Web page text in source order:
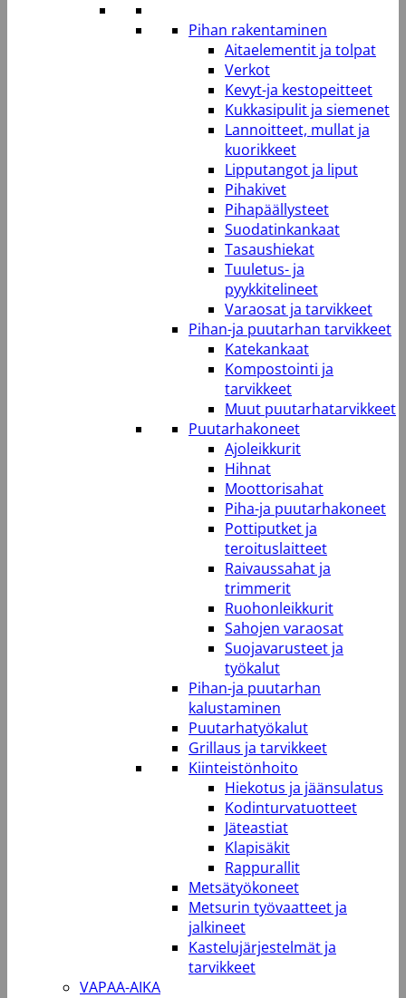
Pihan rakentaminen
Aitaelementit ja tolpat
Verkot
Kevyt-ja kestopeitteet
Kukkasipulit ja siemenet
Lannoitteet, mullat ja
kuorikkeet
Lipputangot ja liput
Pihakivet
Pihapäällysteet
Suodatinkankaat
Tasaushiekat
Tuuletus- ja
pyykkitelineet
Varaosat ja tarvikkeet
Pihan-ja puutarhan tarvikkeet
Katekankaat
Kompostointi ja
tarvikkeet
Muut puutarhatarvikkeet
Puutarhakoneet
Ajoleikkurit
Hihnat
Moottorisahat
Piha-ja puutarhakoneet
Pottiputket ja
teroituslaitteet
Raivaussahat ja
trimmerit
Ruohonleikkurit
Sahojen varaosat
Suojavarusteet ja
työkalut
Pihan-ja puutarhan
kalustaminen
Puutarhatyökalut
Grillaus ja tarvikkeet
Kiinteistönhoito
Hiekotus ja jäänsulatus
Kodinturvatuotteet
Jäteastiat
Klapisäkit
Rappurallit
Metsätyökoneet
Metsurin työvaatteet ja
jalkineet
Kastelujärjestelmät ja
tarvikkeet
VAPAA-AIKA